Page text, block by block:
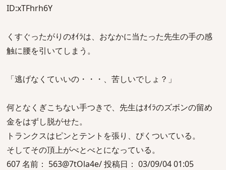
ID:xTFhrh6Y
くすぐったがりのｵｲﾗは、おなかに当たった先生の手の感
触に腰を引いてしまう。
「逃げなくていいの・・・、苦しいでしょ？」
何となくぎこちない手つきで、先生はｵｲﾗのズボンの留め
金をはずし脱がせた。
トランクスはピンとテントを張り、ぴくついている。
そしてその頂上がべとべとになっている。
607 名前： 563@7tOla4e/ 投稿日： 03/09/04 01:05